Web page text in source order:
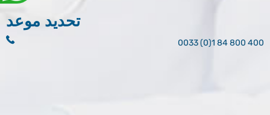
تحديد موعد
0033 (0)1 84 800 400